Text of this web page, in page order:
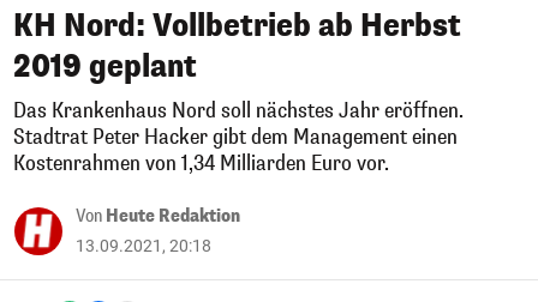
KH Nord: Vollbetrieb ab Herbst
2019 geplant
Das Krankenhaus Nord soll nächstes Jahr eröffnen.
Stadtrat Peter Hacker gibt dem Management einen
Kostenrahmen von 1,34 Milliarden Euro vor.
Von Heute Redaktion
13.09.2021, 20:18